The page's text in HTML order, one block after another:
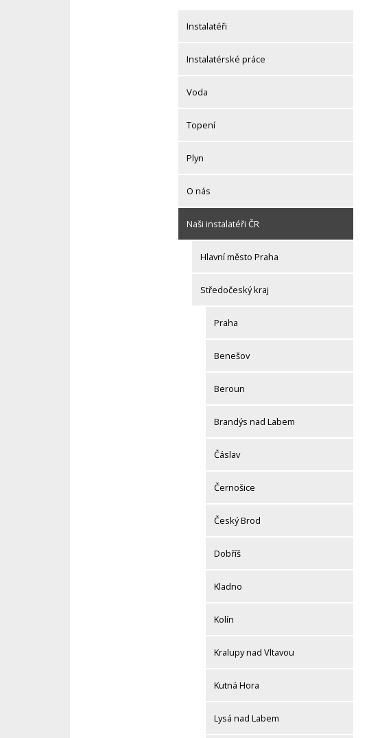
Instalatéři
Instalatérské práce
Voda
Topení
Plyn
O nás
Naši instalatéři ČR
Hlavní město Praha
Středočeský kraj
Praha
Benešov
Beroun
Brandýs nad Labem
Čáslav
Černošice
Český Brod
Dobříš
Kladno
Kolín
Kralupy nad Vltavou
Kutná Hora
Lysá nad Labem